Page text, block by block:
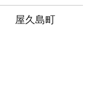
屋久島町